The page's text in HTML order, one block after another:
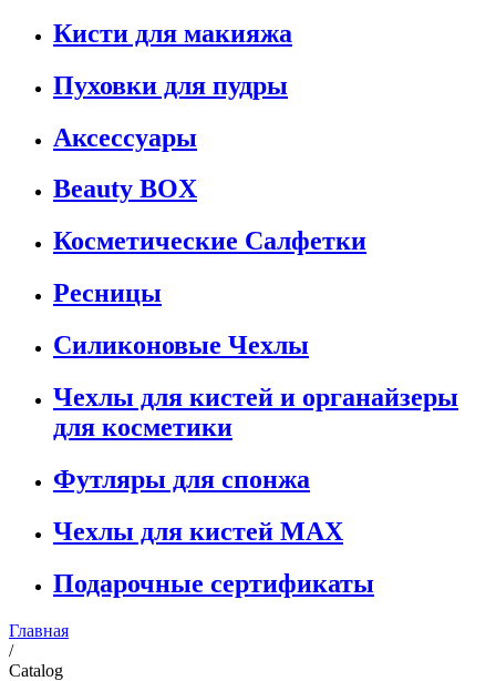
Кисти для макияжа
Пуховки для пудры
Аксессуары
Beauty BOX
Косметические Салфетки
Ресницы
Силиконовые Чехлы
Чехлы для кистей и органайзеры
для косметики
Футляры для спонжа
Чехлы для кистей MAX
Подарочные сертификаты
Главная
/
Catalog